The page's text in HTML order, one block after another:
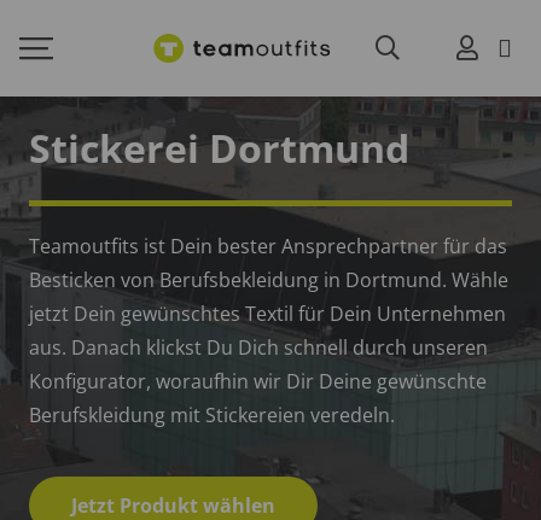
Stickerei Dortmund
Teamoutfits ist Dein bester Ansprechpartner für das
Besticken von Berufsbekleidung in Dortmund. Wähle
jetzt Dein gewünschtes Textil für Dein Unternehmen
aus. Danach klickst Du Dich schnell durch unseren
Konfigurator, woraufhin wir Dir Deine gewünschte
Berufskleidung mit Stickereien veredeln.
Jetzt Produkt wählen